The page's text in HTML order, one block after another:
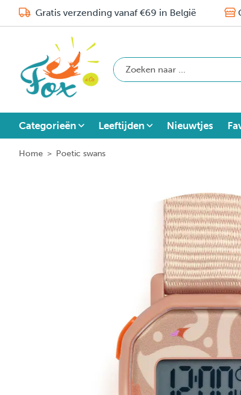
Gratis verzending vanaf €69 in België
Categorieën Leeftijden Nieuwtjes
Home > Poetic swans